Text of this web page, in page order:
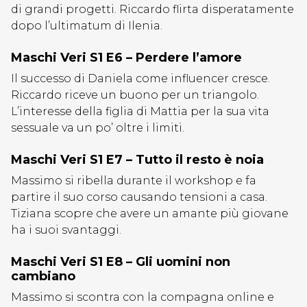
di grandi progetti. Riccardo flirta disperatamente
dopo l’ultimatum di Ilenia.
Maschi Veri S1 E6 – Perdere l’amore
Il successo di Daniela come influencer cresce.
Riccardo riceve un buono per un triangolo.
L’interesse della figlia di Mattia per la sua vita
sessuale va un po’ oltre i limiti.
Maschi Veri S1 E7 – Tutto il resto è noia
Massimo si ribella durante il workshop e fa
partire il suo corso causando tensioni a casa.
Tiziana scopre che avere un amante più giovane
ha i suoi svantaggi.
Maschi Veri S1 E8 – Gli uomini non
cambiano
Massimo si scontra con la compagna online e